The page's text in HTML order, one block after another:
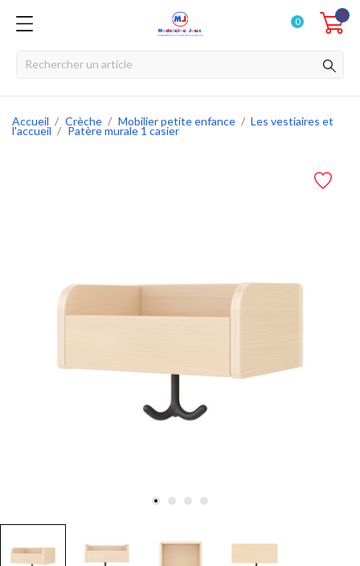
0
0
Accueil Crèche Mobilier petite enfance Les vestiaires et
l'accueil Patère murale 1 casier